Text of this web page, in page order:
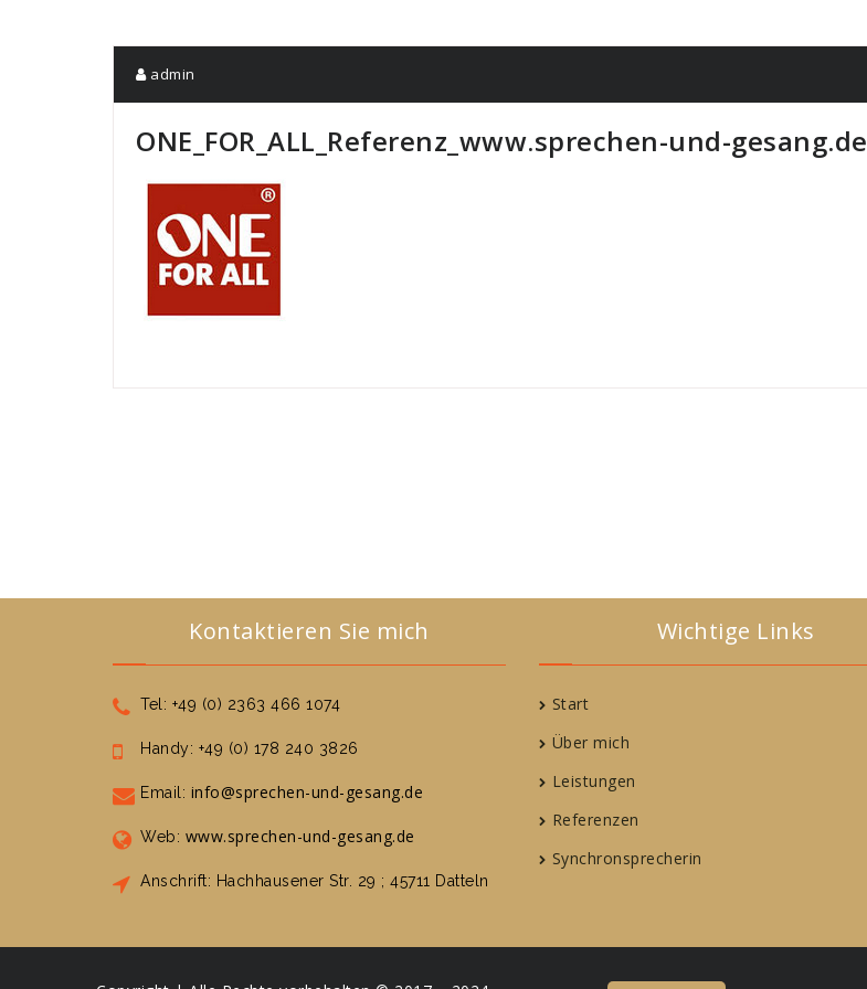
admin
ONE_FOR_ALL_Referenz_www.sprechen-und-gesang.de
Kontaktieren Sie mich
Tel: +49 (0) 2363 466 1074
Handy: +49 (0) 178 240 3826
Email: info@sprechen-und-gesang.de
Web: www.sprechen-und-gesang.de
Anschrift: Hachhausener Str. 29 ; 45711 Datteln
Wichtige Links
Start
Über mich
Leistungen
Referenzen
Synchronsprecherin